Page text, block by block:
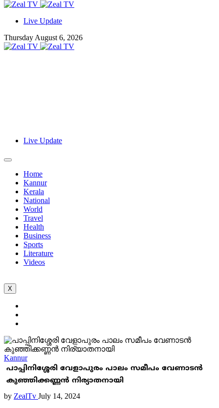
Live Update
Thursday August 6, 2026
Live Update
Home
Kannur
Kerala
National
World
Travel
Health
Business
Sports
Literature
Videos
X
Kannur
പാപ്പിനിശ്ശേരി വേളാപുരം പാലം സമീപം വേണാടൻ
കുഞ്ഞിക്കണ്ണൻ നിര്യാതനായി
by ZealTv July 14, 2024